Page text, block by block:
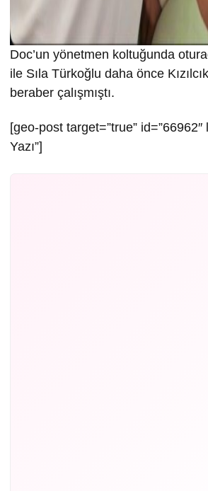
Doc’un yönetmen koltuğunda
ile Sıla Türkoğlu daha önce
beraber çalışmıştı.
[geo-post target=”true”
Yazı”]